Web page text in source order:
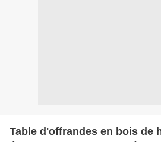
Table d'offrandes en bois de